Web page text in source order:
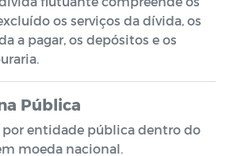
os serviços da dívida, os
a pagar, os depósitos e os
Pública
entidade pública dentro do
moeda nacional.